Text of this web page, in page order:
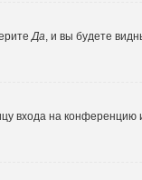
Да, и вы будете
входа на